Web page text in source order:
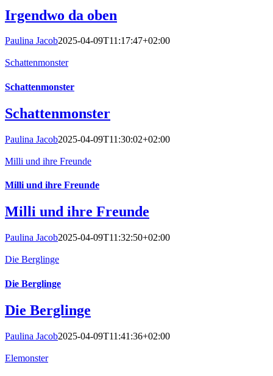
Irgendwo da oben
Paulina Jacob2025-04-09T11:17:47+02:00
Schattenmonster
Schattenmonster
Schattenmonster
Paulina Jacob2025-04-09T11:30:02+02:00
Milli und ihre Freunde
Milli und ihre Freunde
Milli und ihre Freunde
Paulina Jacob2025-04-09T11:32:50+02:00
Die Berglinge
Die Berglinge
Die Berglinge
Paulina Jacob2025-04-09T11:41:36+02:00
Elemonster